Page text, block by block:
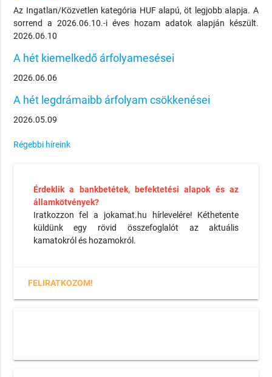
Az Ingatlan/Közvetlen kategória HUF alapú, öt legjobb alapja. A
sorrend a 2026.06.10.-i éves hozam adatok alapján készült.
2026.06.10
A hét kiemelkedő árfolyamesései
2026.06.06
A hét legdrámaibb árfolyam csökkenései
2026.05.09
Régebbi híreink
Érdeklik a bankbetétek, befektetési alapok és az
államkötvények?
Iratkozzon fel a jokamat.hu hírlevelére! Kéthetente
küldünk egy rövid összefoglalót az aktuális
kamatokról és hozamokról.
FELIRATKOZOM!